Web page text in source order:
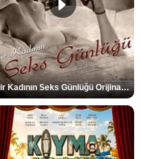
Bir Kadının Seks Günlüğü Orijinal Fragman